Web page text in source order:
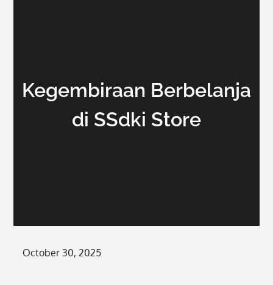
Kegembiraan Berbelanja
di SSdki Store
Posted
October 30, 2025